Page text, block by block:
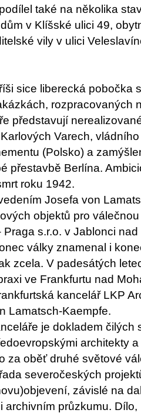
také na několika
v Klíšské ulici 49,
vily v ulici
sice liberecká pobočka
rozpracovaných
představují
Varech,
(Polsko) a
přestavbě Berlína.
roku 1942.
Josefa von
objektů pro
s.r.o. v Jablonci
války znamenal i
zcela. V padesátých
ve Frankfurtu nad
kancelář LKP
Lamatsch-Kaempfe.
je dokladem čilých
architekty
za oběť druhé světové
severočeských
závislé na
archivním průzkumu.